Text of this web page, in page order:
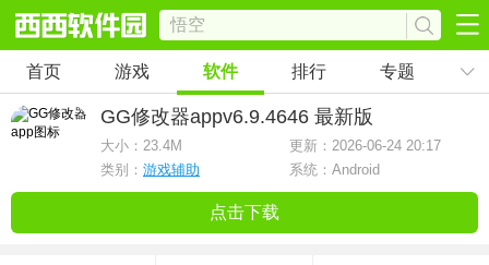
首页 游戏 软件 排行 专题
GG修改器appv6.9.4646 最新版
大小： 23.4M
更新：2026-06-24 20:17
类别： 游戏辅助 系统：Android
点击下载